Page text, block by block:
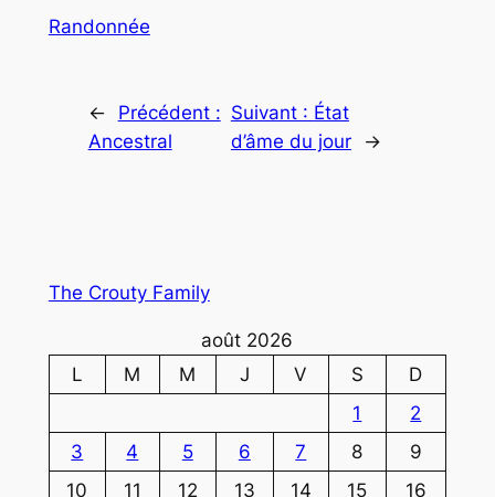
Randonnée
←
Précédent :
Ancestral
Suivant : État
d’âme du jour
→
The Crouty Family
août 2026
L
M M J V S
D
1
2
3
4 5 6 7 8
9
10
11 12 13 14 15
16